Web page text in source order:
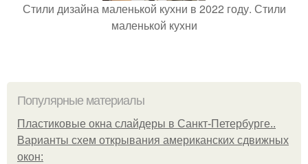
Стили дизайна маленькой кухни в 2022 году. Стили
маленькой кухни
Популярные материалы
Пластиковые окна слайдеры в Санкт-Петербурге..
Варианты схем открывания американских сдвижных
окон: